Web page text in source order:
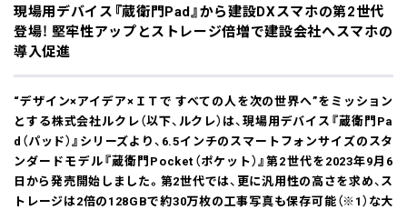
現場用デバイス『蔵衛門Pad』から建設DXスマホの第2世代
登場！ 堅牢性アップとストレージ倍増で建設会社へスマホの
導入促進
“デザイン×アイデア×ＩＴで すべての人を次の世界へ”をミッション
とする株式会社ルクレ（以下、ルクレ）は、現場用デバイス『蔵衛門Pa
d（パッド）』シリーズより、6.5インチのスマートフォンサイズのスタ
ンダードモデル『蔵衛門Pocket（ポケット）』第2世代を2023年9月6
日から発売開始しました。第2世代では、更に汎用性の高さを求め、ス
トレージは2倍の128GBで約30万枚の工事写真も保存可能（※1）な大